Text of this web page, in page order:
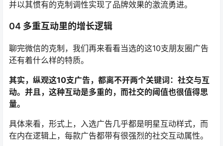
并以其惯有的克制调性实现了品牌效果的激流勇进。
04 多重互动里的增长逻辑
聊完微信的克制，我们再来看看当选的这10支朋友圈广告
还有着什么样的特质。
其实，纵观这10支广告，都离不开两个关键词：社交与互
动。并且，这种互动是多重的，而社交的阈值也很值得思
量。
具体来看，形式上，入选广告几乎都是明星互动样式，而
在内在逻辑上，每款广告都带有很强烈的社交互动属性。